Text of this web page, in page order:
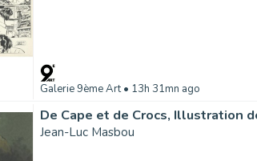
Galerie 9ème Art• 13h 31mn ago
De Cape et de Crocs, Illustration
Jean-Luc Masbou